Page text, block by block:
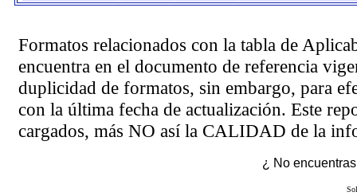
Formatos relacionados con la tabla de
encuentra en el documento de referencia
duplicidad de formatos, sin embargo, para
con la última fecha de actualización. Este
cargados, más NO así la CALIDAD de la
¿ No